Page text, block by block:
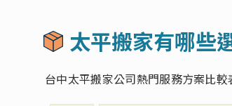
太平搬家有哪些
台中太平搬家公司熱門服務方案比較